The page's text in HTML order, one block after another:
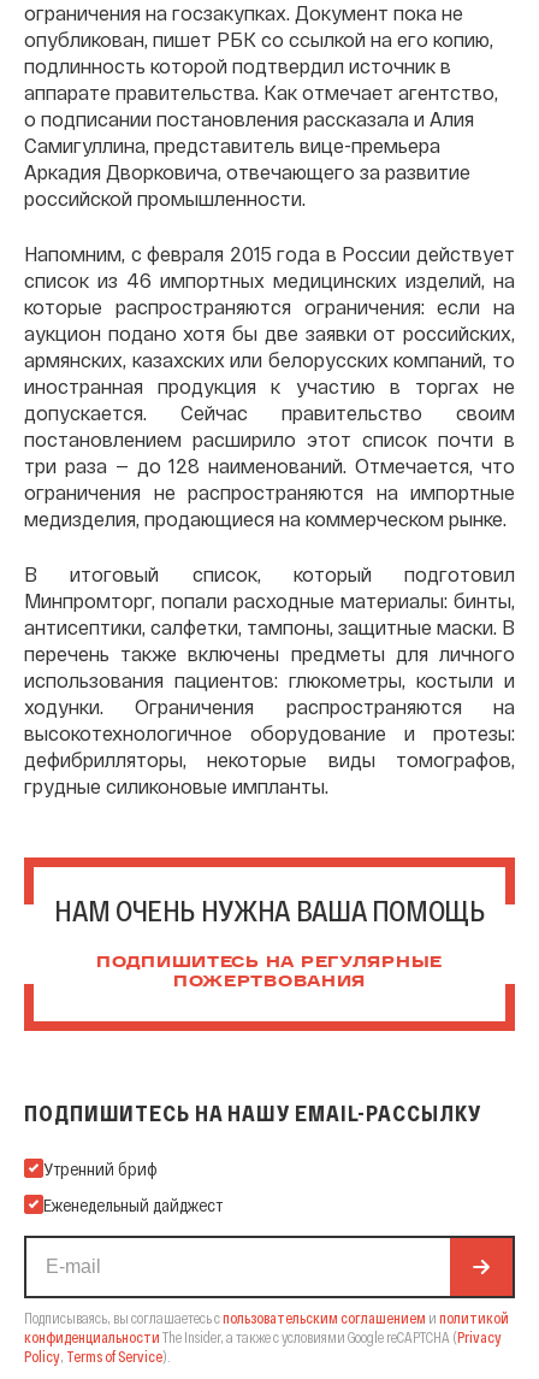
ограничения на госзакупках. Документ пока не
опубликован, пишет РБК со ссылкой на его копию,
подлинность которой подтвердил источник в
аппарате правительства. Как отмечает агентство,
о подписании постановления рассказала и Алия
Самигуллина, представитель вице-премьера
Аркадия Дворковича, отвечающего за развитие
российской промышленности.
Напомним, с февраля 2015 года в России действует
список из 46 импортных медицинских изделий, на
которые распространяются ограничения: если на
аукцион подано хотя бы две заявки от российских,
армянских, казахских или белорусских компаний, то
иностранная продукция к участию в торгах не
допускается. Сейчас правительство своим
постановлением расширило этот список почти в
три раза — до 128 наименований. Отмечается, что
ограничения не распространяются на импортные
медизделия, продающиеся на коммерческом рынке.
В итоговый список, который подготовил
Минпромторг, попали расходные материалы: бинты,
антисептики, салфетки, тампоны, защитные маски. В
перечень также включены предметы для личного
использования пациентов: глюкометры, костыли и
ходунки. Ограничения распространяются на
высокотехнологичное оборудование и протезы:
дефибрилляторы, некоторые виды томографов,
грудные силиконовые импланты.
НАМ ОЧЕНЬ НУЖНА ВАША ПОМОЩЬ
ПОДПИШИТЕСЬ НА РЕГУЛЯРНЫЕ
ПОЖЕРТВОВАНИЯ
ПОДПИШИТЕСЬ НА НАШУ EMAIL-РАССЫЛКУ
Подпишитесь на нашу Email-рассылку
Утренний бриф
Еженедельный дайджест
Подписываясь, вы соглашаетесь спользовательским соглашением и политикой
конфиденциальности The Insider, а также с условиями Google reCAPTCHA (Privacy
Policy, Terms of Service).